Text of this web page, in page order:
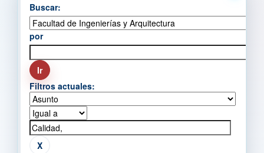
Buscar:
por
Filtros actuales: